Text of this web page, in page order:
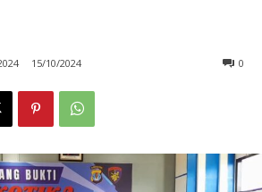
15/10/2024 0